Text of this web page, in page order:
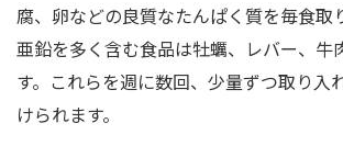
腐、卵などの良質なたんぱく質を毎食取
亜鉛を多く含む食品は牡蠣、レバー、牛
す。これらを週に数回、少量ずつ取り入
けられます。